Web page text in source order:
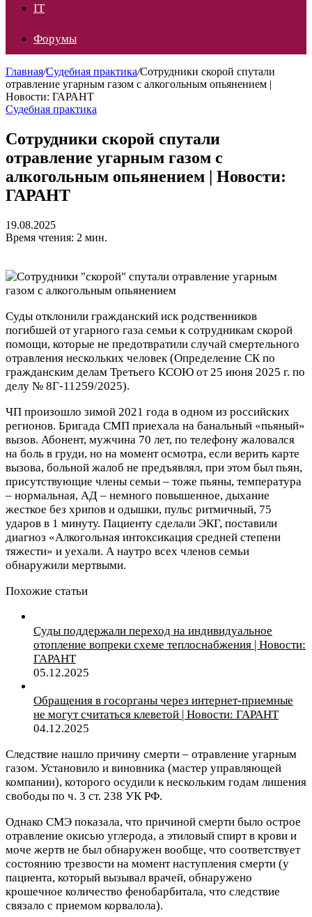
IT
Форумы
Главная/Судебная практика/Сотрудники скорой спутали
отравление угарным газом с алкогольным опьянением |
Новости: ГАРАНТ
Судебная практика
Сотрудники скорой спутали
отравление угарным газом с
алкогольным опьянением | Новости:
ГАРАНТ
19.08.2025
Время чтения: 2 мин.
Суды отклонили гражданский иск родственников
погибшей от угарного газа семьи к сотрудникам скорой
помощи, которые не предотвратили случай смертельного
отравления нескольких человек (Определение СК по
гражданским делам Третьего КСОЮ от 25 июня 2025 г. по
делу № 8Г-11259/2025).
ЧП произошло зимой 2021 года в одном из российских
регионов. Бригада СМП приехала на банальный «пьяный»
вызов. Абонент, мужчина 70 лет, по телефону жаловался
на боль в груди, но на момент осмотра, если верить карте
вызова, больной жалоб не предъявлял, при этом был пьян,
присутствующие члены семьи – тоже пьяны, температура
– нормальная, АД – немного повышенное, дыхание
жесткое без хрипов и одышки, пульс ритмичный, 75
ударов в 1 минуту. Пациенту сделали ЭКГ, поставили
диагноз «Алкогольная интоксикация средней степени
тяжести» и уехали. А наутро всех членов семьи
обнаружили мертвыми.
Похожие статьи
Суды поддержали переход на индивидуальное
отопление вопреки схеме теплоснабжения | Новости:
ГАРАНТ
05.12.2025
Обращения в госорганы через интернет-приемные
не могут считаться клеветой | Новости: ГАРАНТ
04.12.2025
Следствие нашло причину смерти – отравление угарным
газом. Установило и виновника (мастер управляющей
компании), которого осудили к нескольким годам лишения
свободы по ч. 3 ст. 238 УК РФ.
Однако СМЭ показала, что причиной смерти было острое
отравление окисью углерода, а этиловый спирт в крови и
моче жертв не был обнаружен вообще, что соответствует
состоянию трезвости на момент наступления смерти (у
пациента, который вызывал врачей, обнаружено
крошечное количество фенобарбитала, что следствие
связало с приемом корвалола).